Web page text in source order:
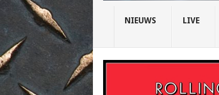
NIEUWS LIVE